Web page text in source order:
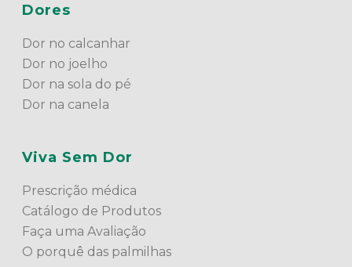
Dores
Dor no calcanhar
Dor no joelho
Dor na sola do pé
Dor na canela
Viva Sem Dor
Prescrição médica
Catálogo de Produtos
Faça uma Avaliação
O porquê das palmilhas